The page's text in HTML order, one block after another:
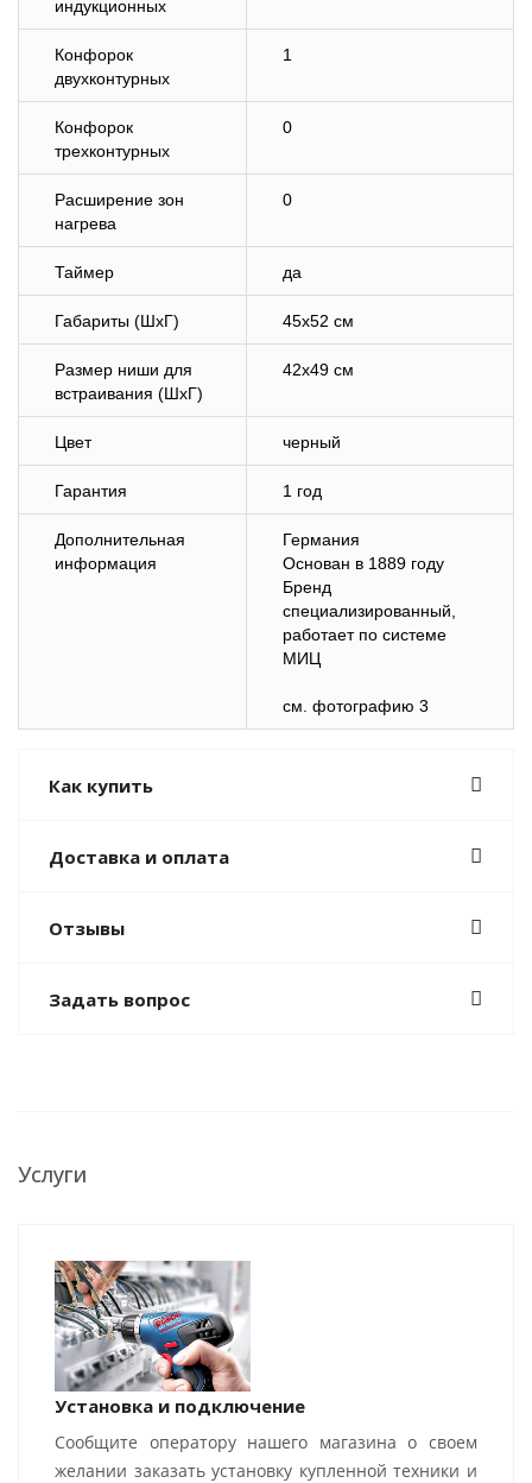
индукционных
Конфорок
двухконтурных
1
Конфорок
трехконтурных
0
Расширение зон
нагрева
0
Таймер да
Габариты (ШхГ) 45х52 см
Размер ниши для
встраивания (ШхГ)
42х49 см
Цвет черный
Гарантия 1 год
Дополнительная
информация
Германия
Основан в 1889 году
Бренд
специализированный,
работает по системе
МИЦ
cм. фотографию 3
Как купить
Доставка и оплата
Отзывы
Задать вопрос
Услуги
Установка и подключение
Сообщите оператору нашего магазина о своем
желании заказать установку купленной техники и